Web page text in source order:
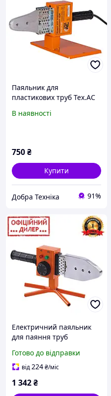
Паяльник для
пластикових труб Tex.AC
В наявності
750₴
Купити
Добра Техніка 91%
Електричний паяльник
для паяння труб
TA-WP1200 (1200 Вт, 50-
300 °C, кейс)
Готово до відправки
від224₴/міс
1 342₴